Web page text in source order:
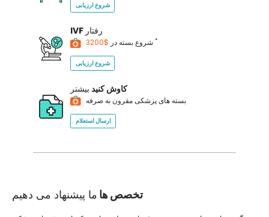
شروع ارزیابی
IVF رفتار
شروع بسته در *
شروع ارزیابی
کاوش کنید بیشتر
بسته های پزشکی مقرون به صرفه
ارسال استعلام
تخصص ها ما پیشنهاد می دهیم